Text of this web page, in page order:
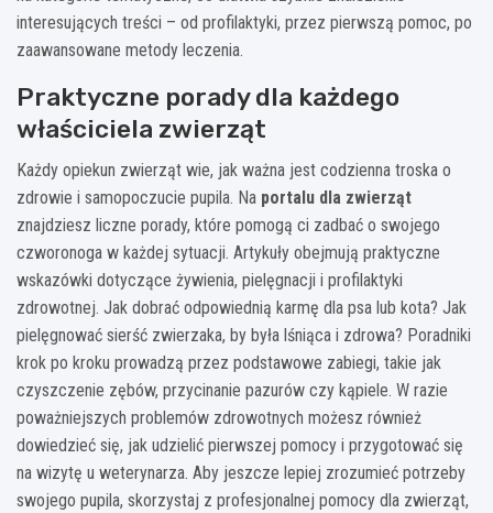
interesujących treści – od profilaktyki, przez pierwszą pomoc, po
zaawansowane metody leczenia.
Praktyczne porady dla każdego
właściciela zwierząt
Każdy opiekun zwierząt wie, jak ważna jest codzienna troska o
zdrowie i samopoczucie pupila. Na portalu dla zwierząt
znajdziesz liczne porady, które pomogą ci zadbać o swojego
czworonoga w każdej sytuacji. Artykuły obejmują praktyczne
wskazówki dotyczące żywienia, pielęgnacji i profilaktyki
zdrowotnej. Jak dobrać odpowiednią karmę dla psa lub kota? Jak
pielęgnować sierść zwierzaka, by była lśniąca i zdrowa? Poradniki
krok po kroku prowadzą przez podstawowe zabiegi, takie jak
czyszczenie zębów, przycinanie pazurów czy kąpiele. W razie
poważniejszych problemów zdrowotnych możesz również
dowiedzieć się, jak udzielić pierwszej pomocy i przygotować się
na wizytę u weterynarza. Aby jeszcze lepiej zrozumieć potrzeby
swojego pupila, skorzystaj z profesjonalnej pomocy dla zwierząt,